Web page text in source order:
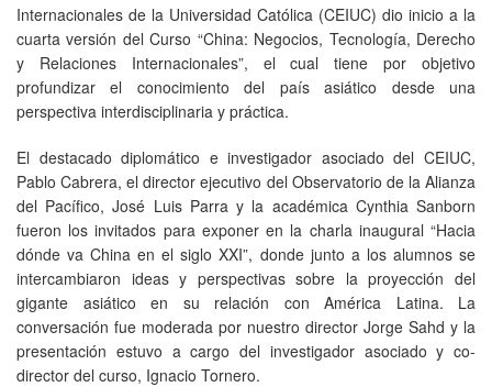
Internacionales de la Universidad Católica (CEIUC) dio inicio a la
cuarta versión del Curso “China: Negocios, Tecnología, Derecho
y Relaciones Internacionales”, el cual tiene por objetivo
profundizar el conocimiento del país asiático desde una
perspectiva interdisciplinaria y práctica.
El destacado diplomático e investigador asociado del CEIUC,
Pablo Cabrera, el director ejecutivo del Observatorio de la Alianza
del Pacífico, José Luis Parra y la académica Cynthia Sanborn
fueron los invitados para exponer en la charla inaugural “Hacia
dónde va China en el siglo XXI”, donde junto a los alumnos se
intercambiaron ideas y perspectivas sobre la proyección del
gigante asiático en su relación con América Latina. La
conversación fue moderada por nuestro director Jorge Sahd y la
presentación estuvo a cargo del investigador asociado y co-
director del curso, Ignacio Tornero.